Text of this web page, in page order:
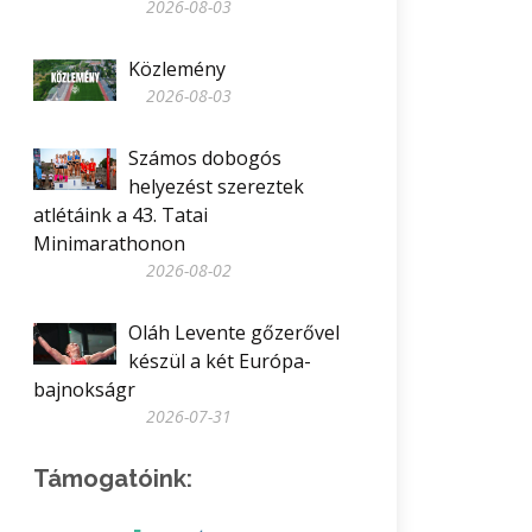
2026-08-03
Közlemény
2026-08-03
Számos dobogós
helyezést szereztek
atlétáink a 43. Tatai
Minimarathonon
2026-08-02
Oláh Levente gőzerővel
készül a két Európa-
bajnokságr
2026-07-31
Támogatóink: